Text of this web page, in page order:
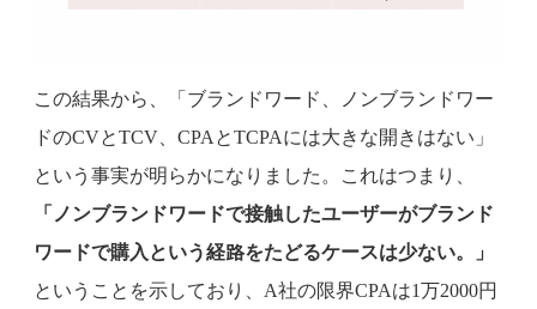
この結果から、「ブランドワード、ノンブランドワー
ドのCVとTCV、CPAとTCPAには大きな開きはない」
という事実が明らかになりました。これはつまり、
「ノンブランドワードで接触したユーザーがブランド
ワードで購入という経路をたどるケースは少ない。」
ということを示しており、A社の限界CPAは1万2000円